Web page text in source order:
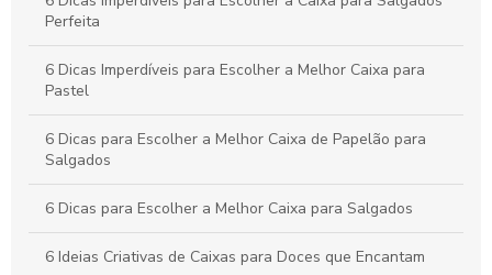
Perfeita
6 Dicas Imperdíveis para Escolher a Melhor Caixa para
Pastel
6 Dicas para Escolher a Melhor Caixa de Papelão para
Salgados
6 Dicas para Escolher a Melhor Caixa para Salgados
6 Ideias Criativas de Caixas para Doces que Encantam